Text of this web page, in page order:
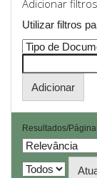
Adicionar
Utilizar filtros
Resultados/Página